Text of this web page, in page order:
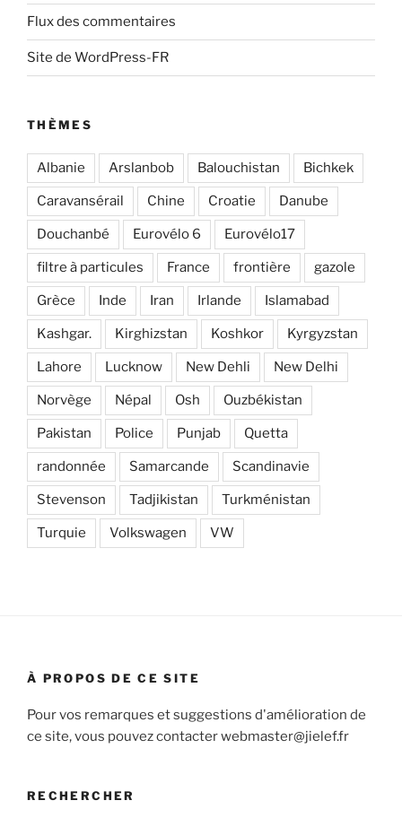
Flux des commentaires
Site de WordPress-FR
THÈMES
Albanie Arslanbob Balouchistan Bichkek
Caravansérail Chine Croatie Danube
Douchanbé Eurovélo 6 Eurovélo17
filtre à particules France frontière gazole
Grèce Inde Iran Irlande Islamabad
Kashgar. Kirghizstan Koshkor Kyrgyzstan
Lahore Lucknow New Dehli New Delhi
Norvège Népal Osh Ouzbékistan
Pakistan Police Punjab Quetta
randonnée Samarcande Scandinavie
Stevenson Tadjikistan Turkménistan
Turquie Volkswagen VW
À PROPOS DE CE SITE
Pour vos remarques et suggestions d'amélioration de
ce site, vous pouvez contacter webmaster@jielef.fr
RECHERCHER